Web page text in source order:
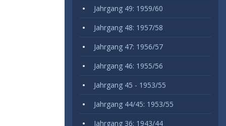
Jahrgang 49: 1959/60
Jahrgang 48: 1957/58
Jahrgang 47: 1956/57
Jahrgang 46: 1955/56
Jahrgang 45 - 1953/55
Jahrgang 44/45: 1953/55
Jahrgang 36: 1943/44